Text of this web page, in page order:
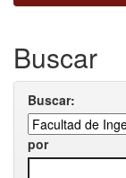
Buscar
Buscar:
por